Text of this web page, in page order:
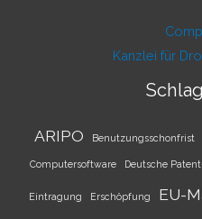
Kanzlei für
ARIPO Benutzungsschonfrist
Computersoftware Deutsche
Eintragung Erschöpfung EU-